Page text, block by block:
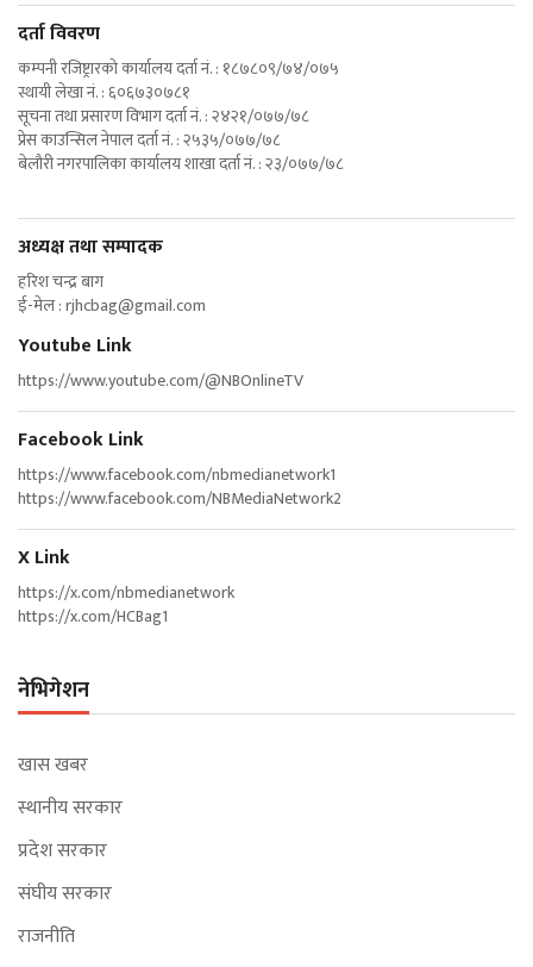
दर्ता विवरण
कम्पनी रजिष्ट्रारको कार्यालय दर्ता नं. : १८७८०९/७४/०७५
स्थायी लेखा नं. : ६०६७३०७८१
सूचना तथा प्रसारण विभाग दर्ता नं. : २४२१/०७७/७८
प्रेस काउन्सिल नेपाल दर्ता नं. : २५३५/०७७/७८
बेलौरी नगरपालिका कार्यालय शाखा दर्ता नं. : २३/०७७/७८
अध्यक्ष तथा सम्पादक
हरिश चन्द्र बाग
ई-मेल :rjhcbag@gmail.com
Youtube Link
https://www.youtube.com/@NBOnlineTV
Facebook Link
https://www.facebook.com/nbmedianetwork1
https://www.facebook.com/NBMediaNetwork2
X Link
https://x.com/nbmedianetwork
https://x.com/HCBag1
नेभिगेशन
खास खबर
स्थानीय सरकार
प्रदेश सरकार
संघीय सरकार
राजनीति